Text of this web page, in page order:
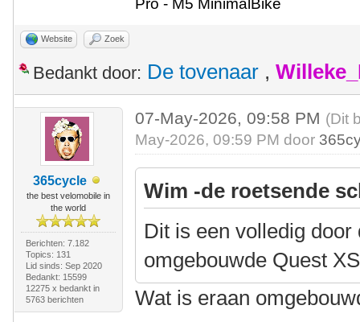
Website Zoek
Bedankt door: De tovenaar ,
365cycle
the best velomobile in
the world
Berichten: 7.182
Topics: 131
Lid sinds: Sep 2020
Bedankt: 15599
12275 x bedankt in
5763 berichten
07-May-2026, 09:58 PM (Dit
May-2026, 09:59 PM door
Wim -de roetsende
Dit is een volledig
omgebouwde Quest
Wat is eraan